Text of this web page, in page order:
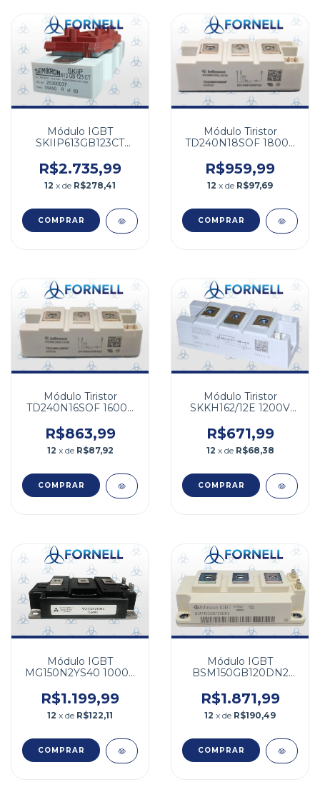
Módulo IGBT
SKIIP613GB123CT
R$2.735,99
12 x de R$278,41
Módulo Tiristor
TD240N18SOF 1800V
R$959,99
12 x de R$97,69
Módulo Tiristor
TD240N16SOF 1600V
R$863,99
12 x de R$87,92
Módulo Tiristor
SKKH162/12E 1200V
R$671,99
12 x de R$68,38
Módulo IGBT
MG150N2YS40 1000V
R$1.199,99
12 x de R$122,11
Módulo IGBT
BSM150GB120DN2
R$1.871,99
12 x de R$190,49